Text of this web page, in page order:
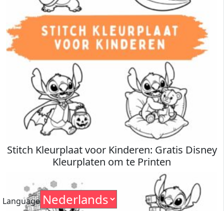
Stitch Kleurplaat voor Kinderen: Gratis Disney
Kleurplaten om te Printen
Language